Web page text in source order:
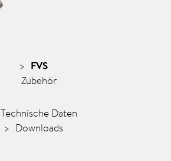
FVS
Zubehör
Technische Daten
Downloads